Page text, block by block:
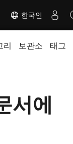
한국인
리 보관소 태그
서에